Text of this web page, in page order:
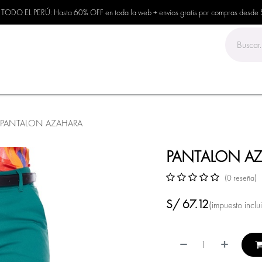
EL PERÚ: Hasta 60% OFF en toda la web + envíos gratis por compras
PANTALON AZAHARA
PANTALON
(0 reseña)
S/67.12(impuesto